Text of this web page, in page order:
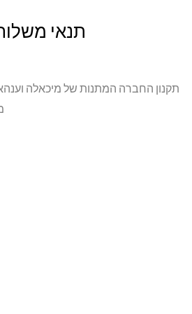
תנאי
תקנון החברה המתנות של מיכאלה